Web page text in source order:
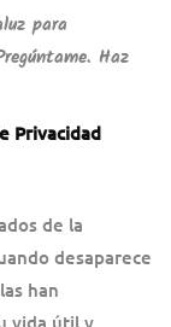
para
Haz
Privacidad
de la
desaparece
han